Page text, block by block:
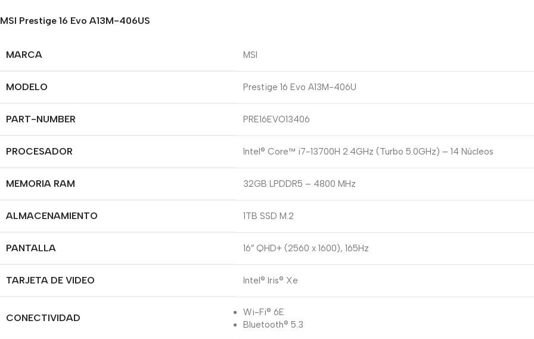
MSI Prestige 16 Evo A13M-406US
MARCA MSI
MODELO Prestige 16 Evo A13M-406U
PART-NUMBER PRE16EVO13406
PROCESADOR Intel® Core™ i7-13700H 2.4GHz (Turbo 5.0GHz) – 14 Núcleos
MEMORIA RAM 32GB LPDDR5 – 4800 MHz
ALMACENAMIENTO 1TB SSD M.2
PANTALLA 16″ QHD+ (2560 x 1600), 165Hz
TARJETA DE VIDEO Intel® Iris® Xe
CONECTIVIDAD
Wi-Fi® 6E
Bluetooth® 5.3